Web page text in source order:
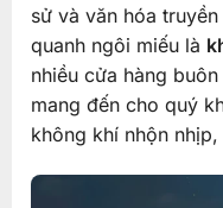
sử và văn hóa
quanh ngôi miếu là
nhiều cửa hàng
mang đến cho quý
không khí nhộn